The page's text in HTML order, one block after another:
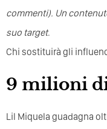
commenti). Un
suo target.
Chi sostituirà gli
9 milioni
Lil Miquela guadagna